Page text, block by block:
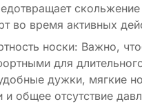
во время активных
носки: Важно,
для
дужки, мягкие
и общее отсутствие